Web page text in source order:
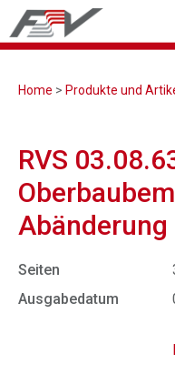
Home > Produkte und
RVS
Abänderung
Seiten
Ausgabedatum